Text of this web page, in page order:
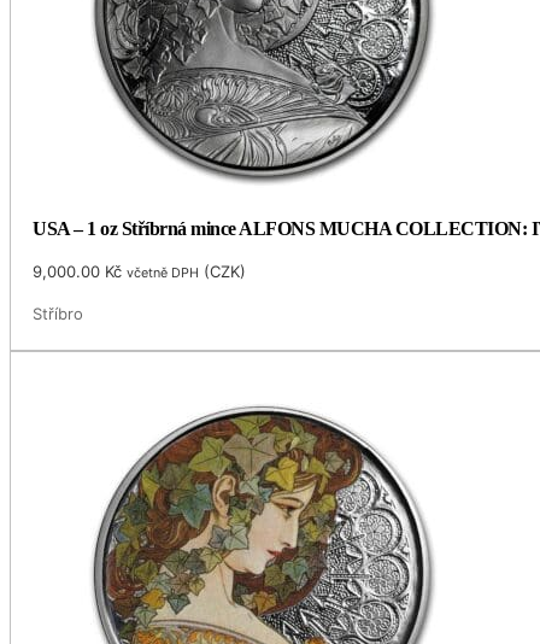
USA – 1 oz Stříbrná mince ALFONS MUCHA COLLECTION:
9,000.00 Kč včetně DPH (CZK)
Stříbro